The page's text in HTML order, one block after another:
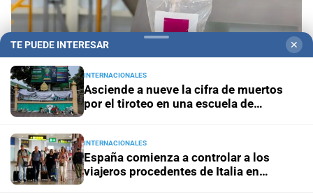
Este viernes Frente al costo de vivir en Rosario, la
UNR pone en marcha una planta pública de
alimentos
TE PUEDE INTERESAR ✕
INTERNACIONALES
Asciende a nueve la cifra de muertos
por el tiroteo en una escuela de
INTERNACIONALES
España comienza a controlar a los
viajeros procedentes de Italia en